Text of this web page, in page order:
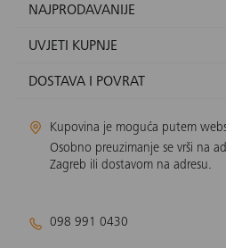
NAJPRODAVANIJE
UVJETI KUPNJE
DOSTAVA I POVRAT
Kupovina je moguća putem
Osobno preuzimanje se vrši na
Zagreb ili dostavom na adresu.
098 991 0430